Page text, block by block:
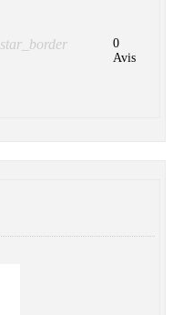
star_border
0
Avis